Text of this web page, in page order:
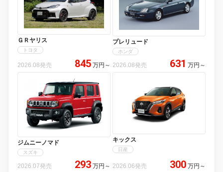
ＧＲヤリス
トヨタ
2026.08発売 845 万円 ～
プレリュード
ホンダ
2026.08発売 631 万円 ～
ジムニーノマド
スズキ
2026.07発売 293 万円 ～
キックス
日産
2026.06発売 300 万円 ～